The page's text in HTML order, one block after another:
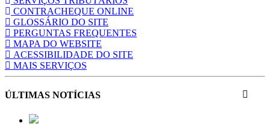
CONTRACHEQUE ONLINE
GLOSSÁRIO DO SITE
PERGUNTAS FREQUENTES
MAPA DO WEBSITE
ACESSIBILIDADE DO SITE
MAIS SERVIÇOS
ÚLTIMAS NOTÍCIAS